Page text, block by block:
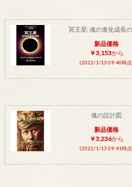
冥王星: 魂の進化成長
新品価格
￥3,153から
(2022/1/13 09:40時点
魂の設計図
新品価格
￥3,236から
(2022/1/13 09:41時点